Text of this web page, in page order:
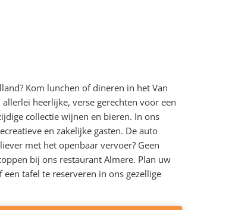
Kom lunchen of dineren in het Van
heerlijke, verse gerechten voor een
collectie wijnen en bieren. In ons
en zakelijke gasten. De auto
met het openbaar vervoer? Geen
bij ons restaurant Almere. Plan uw
tafel te reserveren in ons gezellige